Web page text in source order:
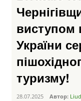
виступом
України
туризму!
28.07.2025 Автор: